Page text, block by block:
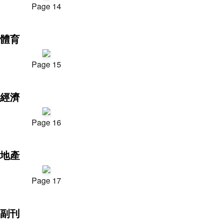
Page 14
體育
Page 15
經濟
Page 16
地產
Page 17
副刊